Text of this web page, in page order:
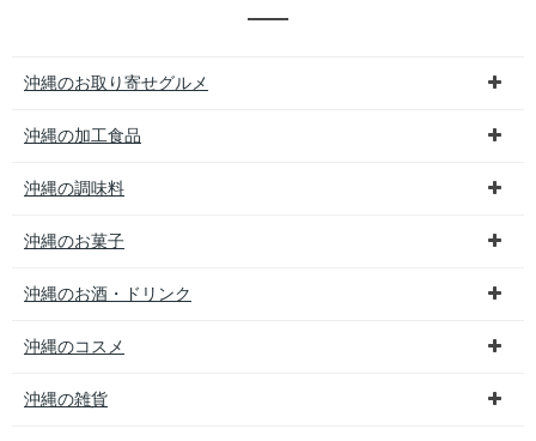
沖縄のお取り寄せグルメ
沖縄の加工食品
沖縄の調味料
沖縄のお菓子
沖縄のお酒・ドリンク
沖縄のコスメ
沖縄の雑貨